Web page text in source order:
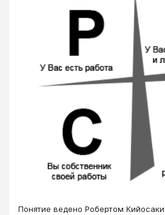
Понятие ведено Робертом Кийосаки